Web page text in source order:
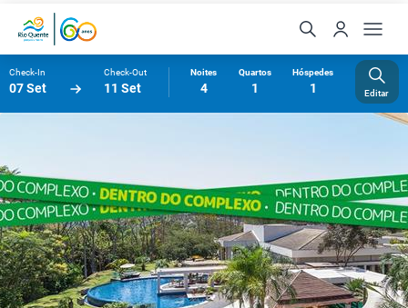
Check-In
07 Set
Check-Out
11 Set
Noites
4
Quartos
1
Hóspedes
1 Editar